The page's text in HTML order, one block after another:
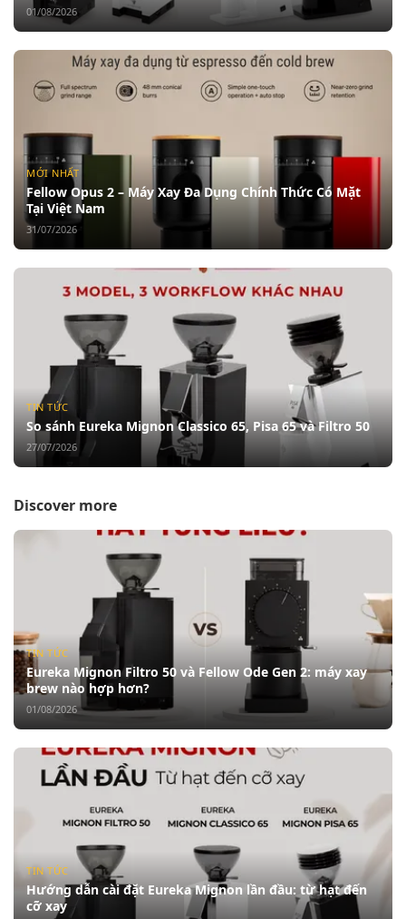
01/08/2026
MỚI NHẤT
Fellow Opus 2 – Máy Xay Đa Dụng Chính Thức Có Mặt
Tại Việt Nam
31/07/2026
TIN TỨC
So sánh Eureka Mignon Classico 65, Pisa 65 và Filtro 50
27/07/2026
Discover more
TIN TỨC
Eureka Mignon Filtro 50 và Fellow Ode Gen 2: máy xay
brew nào hợp hơn?
01/08/2026
TIN TỨC
Hướng dẫn cài đặt Eureka Mignon lần đầu: từ hạt đến
cỡ xay